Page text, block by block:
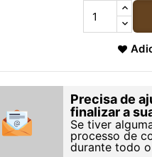
Precisa de
finalizar a
Se tiver
processo de
durante todo